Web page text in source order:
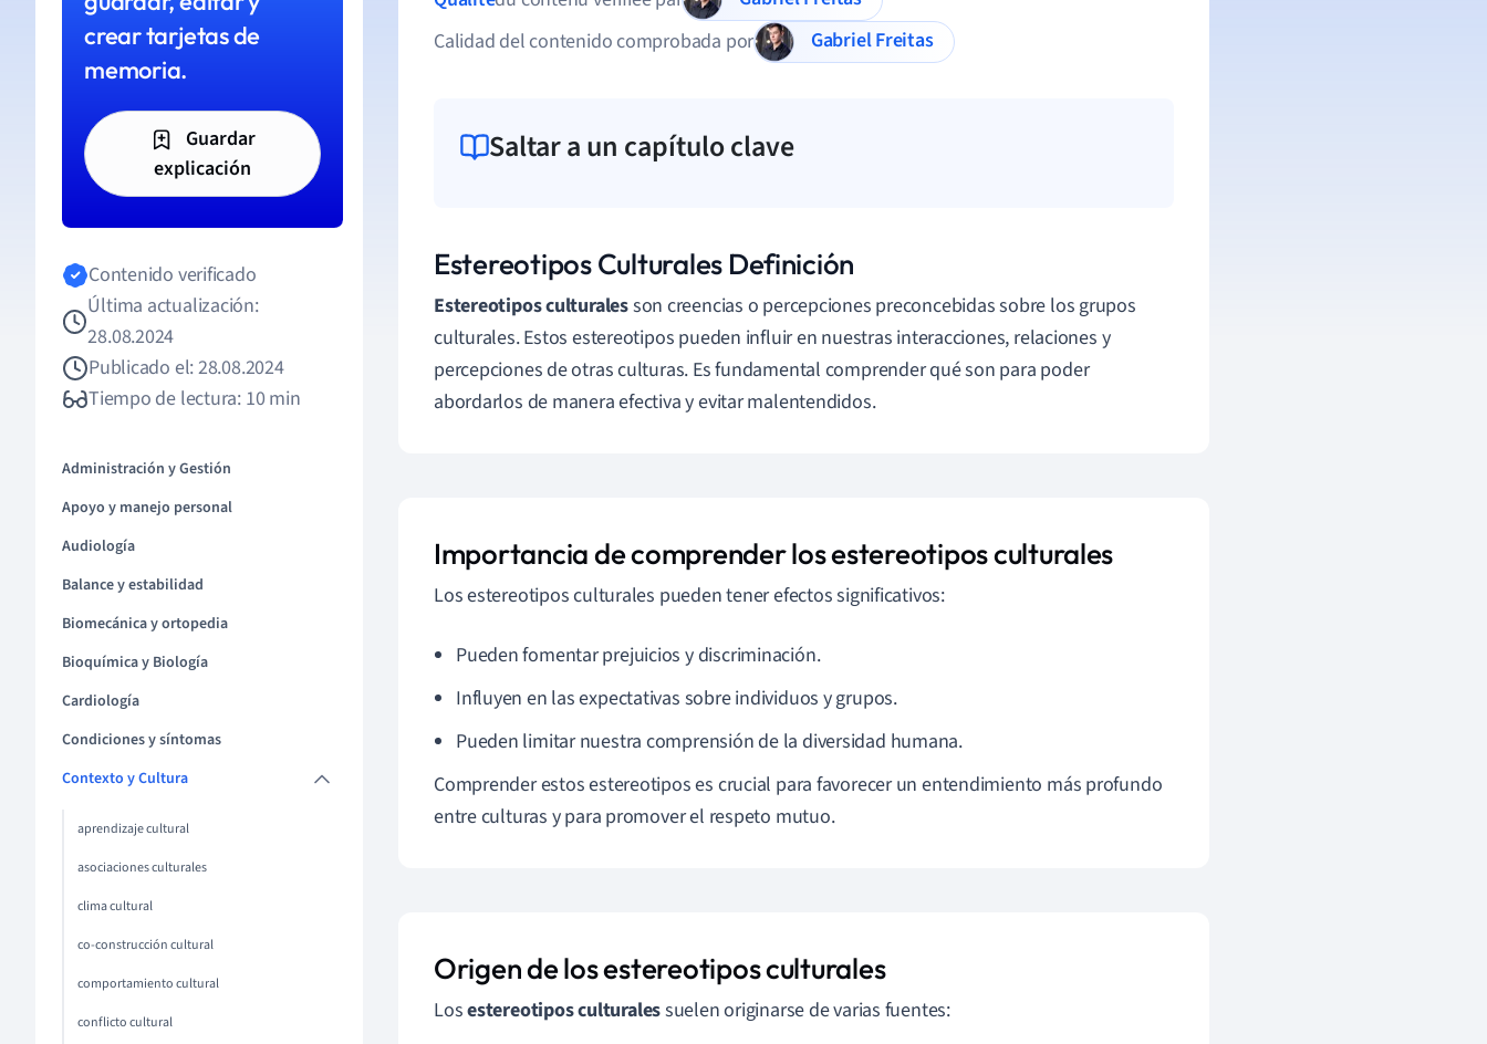
crear tarjetas de
memoria.
Guardar
explicación
Contenido verificado
Última actualización:
28.08.2024
Publicado el: 28.08.2024
Tiempo de lectura: 10 min
Administración y Gestión
Apoyo y manejo personal
Audiología
Balance y estabilidad
Biomecánica y ortopedia
Bioquímica y Biología
Cardiología
Condiciones y síntomas
Contexto y Cultura
aprendizaje cultural
asociaciones culturales
clima cultural
co-construcción cultural
comportamiento cultural
conflicto cultural
Calidad del contenido comprobada por
Gabriel Freitas
Saltar a un capítulo clave
Estereotipos Culturales Definición
Estereotipos culturalesson creencias o percepciones preconcebidas sobre los grupos
culturales. Estos estereotipos pueden influir en nuestras interacciones, relaciones y
percepciones de otras culturas. Es fundamental comprender qué son para poder
abordarlos de manera efectiva y evitar malentendidos.
Importancia de comprender los estereotipos culturales
Los estereotipos culturales pueden tener efectos significativos:
Pueden fomentar prejuicios y discriminación.
Influyen en las expectativas sobre individuos y grupos.
Pueden limitar nuestra comprensión de la diversidad humana.
Comprender estos estereotipos es crucial para favorecer un entendimiento más profundo
entre culturas y para promover el respeto mutuo.
Origen de los estereotipos culturales
Losestereotipos culturalessuelen originarse de varias fuentes: